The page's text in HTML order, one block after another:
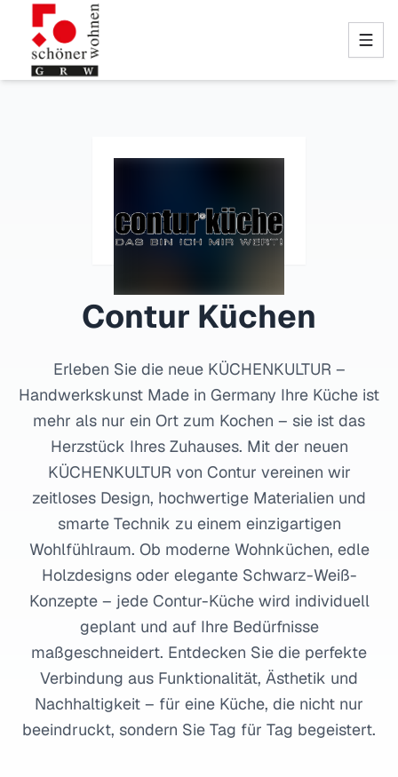
Contur Küchen
Erleben Sie die neue KÜCHENKULTUR –
Handwerkskunst Made in Germany Ihre Küche ist
mehr als nur ein Ort zum Kochen – sie ist das
Herzstück Ihres Zuhauses. Mit der neuen
KÜCHENKULTUR von Contur vereinen wir
zeitloses Design, hochwertige Materialien und
smarte Technik zu einem einzigartigen
Wohlfühlraum. Ob moderne Wohnküchen, edle
Holzdesigns oder elegante Schwarz-Weiß-
Konzepte – jede Contur-Küche wird individuell
geplant und auf Ihre Bedürfnisse
maßgeschneidert. Entdecken Sie die perfekte
Verbindung aus Funktionalität, Ästhetik und
Nachhaltigkeit – für eine Küche, die nicht nur
beeindruckt, sondern Sie Tag für Tag begeistert.